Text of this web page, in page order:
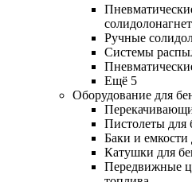
Ручные
Системы
Ещё 5
Оборудование для
Пистолеты для
Баки и емкости
Катушки для
Передвижные